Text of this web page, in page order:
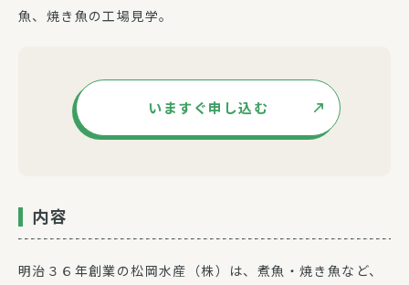
魚、焼き魚の工場見学。
いますぐ申し込む
内容
明治３６年創業の松岡水産（株）は、煮魚・焼き魚など、